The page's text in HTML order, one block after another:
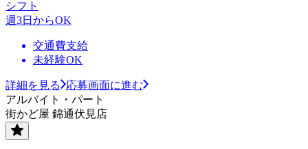
シフト
週3日からOK
交通費支給
未経験OK
詳細を見る
応募画面に進む
アルバイト・パート
街かど屋 錦通伏見店